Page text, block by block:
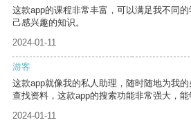
这款app的课程非常丰富，可以满足我不同
己感兴趣的知识。
2024-01-11
游客
这款app就像我的私人助理，随时随地为我
查找资料，这款app的搜索功能非常强大，能
2024-01-11